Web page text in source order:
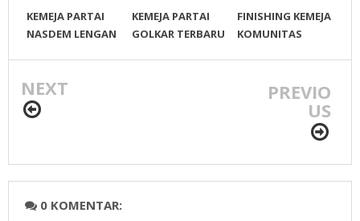
KEMEJA PARTAI
NASDEM LENGAN
KEMEJA PARTAI
GOLKAR TERBARU
FINISHING KEMEJA
KOMUNITAS
NEXT PREVIO
US
0 KOMENTAR: